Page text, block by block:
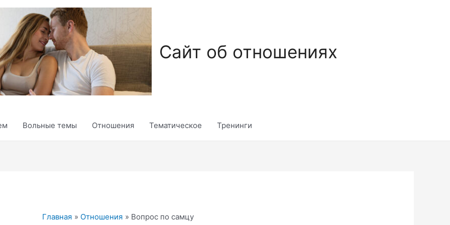
Сайт об отношениях
Вольные темы Отношения Тематическое Тренинги
Главная Отношения Вопрос по самцу